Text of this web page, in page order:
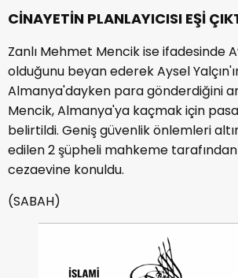
CİNAYETİN PLANLAYICISI EŞİ
Zanlı Mehmet Mencik ise ifadesinde
olduğunu beyan ederek Aysel
Almanya'dayken para gönderdiğini
Mencik, Almanya'ya kaçmak için
belirtildi. Geniş güvenlik önlemleri
edilen 2 şüpheli mahkeme
cezaevine konuldu.
(SABAH)